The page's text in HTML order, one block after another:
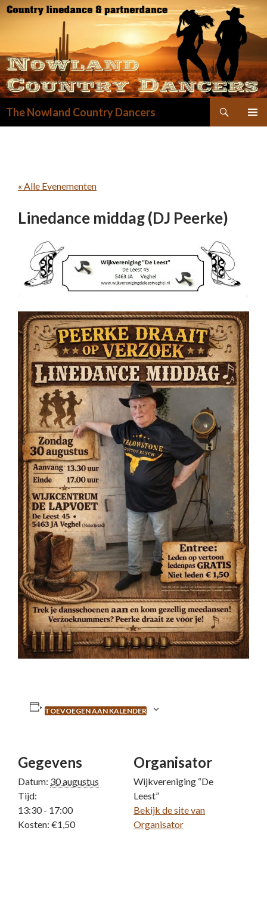
The Nowland Country Dancers
« Alle Evenementen
Linedance middag (DJ Peerke)
30 augustus @ 13:30
TOEVOEGEN AAN KALENDER
Gegevens
Datum: 30 augustus
Tijd:
13:30 - 17:00
Kosten: €1,50
Organisator
Wijkvereniging “De
Leest”
Bekijk de site van
Organisator